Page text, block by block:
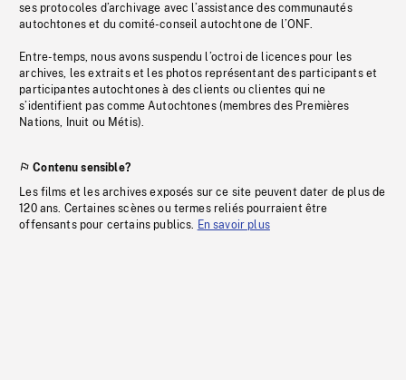
ses protocoles d’archivage avec l’assistance des communautés
autochtones et du comité-conseil autochtone de l’ONF.
Entre-temps, nous avons suspendu l’octroi de licences pour les
archives, les extraits et les photos représentant des participants et
participantes autochtones à des clients ou clientes qui ne
s’identifient pas comme Autochtones (membres des Premières
Nations, Inuit ou Métis).
Contenu sensible?
Les films et les archives exposés sur ce site peuvent dater de plus de
120 ans. Certaines scènes ou termes reliés pourraient être
offensants pour certains publics. En savoir plus